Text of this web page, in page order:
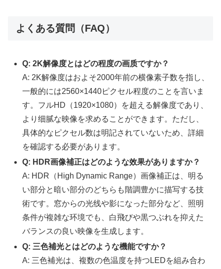
よくある質問（FAQ）
Q: 2K解像度とはどの程度の画质ですか？
A: 2K解像度はおよそ2000年前の横像素子数を指し、
一般的には2560×1440ピクセル程度のことを言いま
す。フルHD（1920×1080）を超える解像度であり、
より细腻な映像を求めることができます。ただし、
具体的なピクセル数は明記されていないため、詳細
を確認する必要があります。
Q: HDR画像補正はどのような效果がありますか？
A: HDR（High Dynamic Range）画像補正は、明る
い部分と暗い部分のどちらも階調豊かに描写する技
術です。窓からの光线や影になった部分など、照明
条件が複雑な环境でも、白飛びや黒つぶれを抑えた
バランスの良い映像を生成します。
Q: 三色補光とはどのような機能ですか？
A: 三色補光は、複数の色温度を持つLEDを組み合わ